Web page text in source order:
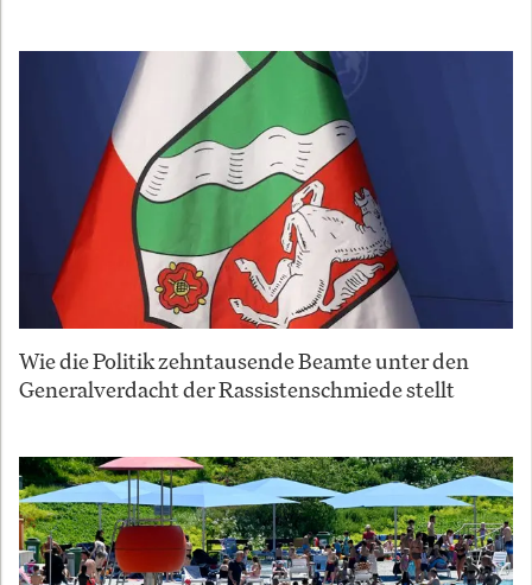
Wie die Politik zehntausende Beamte unter den
Generalverdacht der Rassistenschmiede stellt